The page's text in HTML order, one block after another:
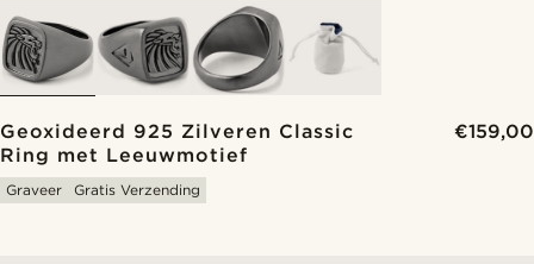
Geoxideerd 925 Zilveren Classic
Ring met Leeuwmotief
€159,00
Graveer Gratis Verzending